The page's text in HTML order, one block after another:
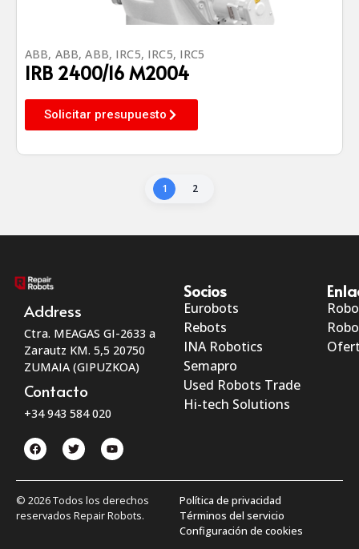
ABB, ABB,ABB, IRC5, IRC5, IRC5
IRB 2400/16 M2004
Solicitar presupuesto
1 2
Address
Ctra. MEAGAS GI-2633 a
Zarautz KM. 5,5 20750
ZUMAIA (GIPUZKOA)
Contacto
+34 943 584 020
Socios
Eurobots
Rebots
INA Robotics
Semapro
Used Robots Trade
Hi-tech Solutions
© 2026 Todos los derechos
reservados Repair Robots.
Política de privacidad
Términos del servicio
Configuración de cookies